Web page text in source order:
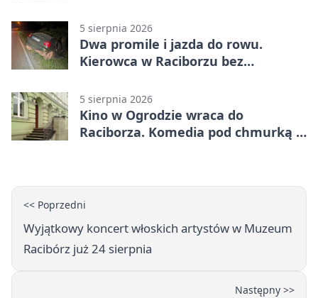
5 sierpnia 2026
Dwa promile i jazda do rowu.
Kierowca w Raciborzu bez
5 sierpnia 2026
Kino w Ogrodzie wraca do
Raciborza. Komedia pod chmurką w
<< Poprzedni
Wyjątkowy koncert włoskich artystów w Muzeum
Racibórz już 24 sierpnia
Następny >>